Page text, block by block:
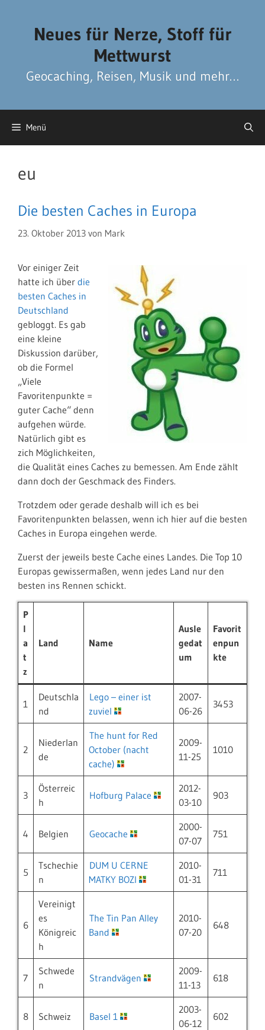
Neues für Nerze, Stoff für
Mettwurst
Geocaching, Reisen, Musik und mehr…
Menü
eu
Die besten Caches in Europa
23. Oktober 2013 von Mark
Vor einiger Zeit
hatte ich über die
besten Caches in
Deutschland
gebloggt. Es gab
eine kleine
Diskussion darüber,
ob die Formel
„Viele
Favoritenpunkte =
guter Cache“ denn
aufgehen würde.
Natürlich gibt es
zich Möglichkeiten,
die Qualität eines Caches zu bemessen. Am Ende zählt
dann doch der Geschmack des Finders.
Trotzdem oder gerade deshalb will ich es bei
Favoritenpunkten belassen, wenn ich hier auf die besten
Caches in Europa eingehen werde.
Zuerst der jeweils beste Cache eines Landes. Die Top 10
Europas gewissermaßen, wenn jedes Land nur den
besten ins Rennen schickt.
P
l
a
t
z
Land Name
Ausle
gedat
um
Favorit
enpun
kte
1
Deutschla
nd
Lego – einer ist
zuviel
2007-
06-26
3453
2
Niederlan
de
The hunt for Red
October (nacht
cache)
2009-
11-25
1010
3
Österreic
h
Hofburg Palace
2012-
03-10
903
4 Belgien Geocache
2000-
07-07
751
5
Tschechie
n
DUM U CERNE
MATKY BOZI
2010-
01-31
711
6
Vereinigt
es
Königreic
h
The Tin Pan Alley
Band
2010-
07-20
648
7
Schwede
n
Strandvägen
2009-
11-13
618
8 Schweiz Basel 1
2003-
06-12
602